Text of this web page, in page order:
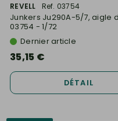
REVELL Ref. 03754
Junkers Ju290A-5/7, aigle
03754 - 1/72
Dernier article
35,15 €
DÉTAIL